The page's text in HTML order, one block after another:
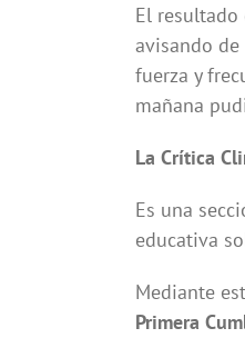
El
avisando
fuerza y
mañana
La Crítica
Es una
educativa
Mediante
Primera